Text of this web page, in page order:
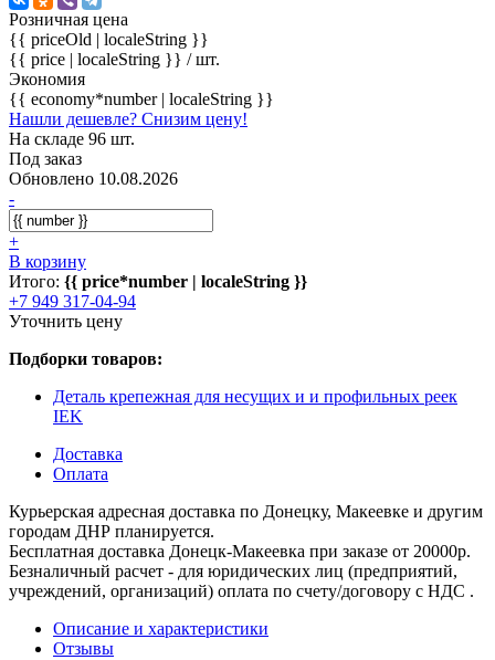
Розничная цена
{{ priceOld | localeString }}
{{ price | localeString }} / шт.
Экономия
{{ economy*number | localeString }}
Нашли дешевле? Снизим цену!
На складе 96 шт.
Под заказ
Обновлено 10.08.2026
-
+
В корзину
Итого: {{ price*number | localeString }}
+7 949 317-04-94
Уточнить цену
Подборки товаров:
Деталь крепежная для несущих и и профильных реек
IEK
Доставка
Оплата
Курьерская адресная доставка по Донецку, Макеевке и другим
городам ДНР планируется.
Бесплатная доставка Донецк-Макеевка при заказе от 20000р.
Безналичный расчет - для юридических лиц (предприятий,
учреждений, организаций) оплата по счету/договору с НДС .
Описание и характеристики
Отзывы